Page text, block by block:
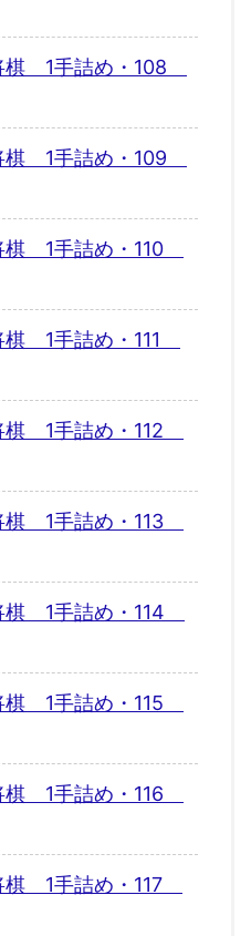
棋 1手詰め・108
棋 1手詰め・109
棋 1手詰め・110
棋 1手詰め・111
棋 1手詰め・112
棋 1手詰め・113
棋 1手詰め・114
棋 1手詰め・115
棋 1手詰め・116
棋 1手詰め・117